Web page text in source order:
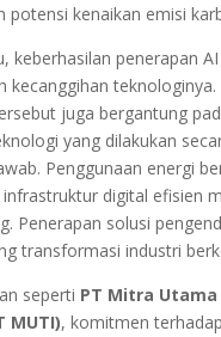
potensi kenaikan emisi
keberhasilan penerapan
kecanggihan teknologinya.
juga bergantung
yang dilakukan
Penggunaan energi
digital efisien
Penerapan solusi
transformasi industri
seperti PT Mitra
MUTI), komitmen terhadap